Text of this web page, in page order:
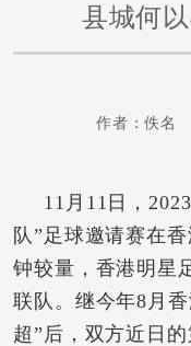
县城何
作者：佚
11月11日，
队”足球邀请赛在
钟较量，香港明星
联队。继今年8月
超”后，双方近日